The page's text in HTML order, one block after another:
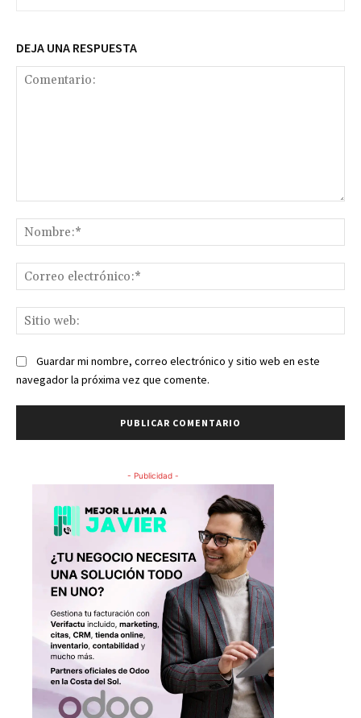
DEJA UNA RESPUESTA
Guardar mi nombre, correo electrónico y sitio web en este
navegador la próxima vez que comente.
- Publicidad -